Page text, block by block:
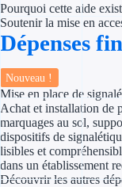
Pourquoi cette aide
Soutenir la mise en
Dépenses
Nouveau !
Mise en place de
Achat et installation de
marquages au sol,
dispositifs de
lisibles et
dans un établissement
Découvrir les autres